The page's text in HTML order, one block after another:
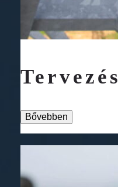
Tervezés
Bővebben